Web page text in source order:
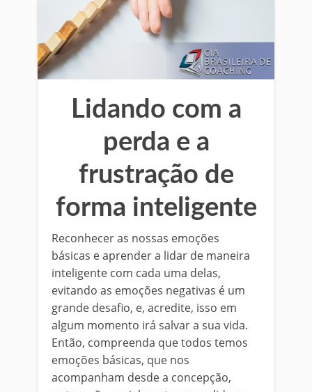
Lidando com a
perda e a
frustração de
forma inteligente
Reconhecer as nossas emoções
básicas e aprender a lidar de maneira
inteligente com cada uma delas,
evitando as emoções negativas é um
grande desafio, e, acredite, isso em
algum momento irá salvar a sua vida.
Então, compreenda que todos temos
emoções básicas, que nos
acompanham desde a concepção,